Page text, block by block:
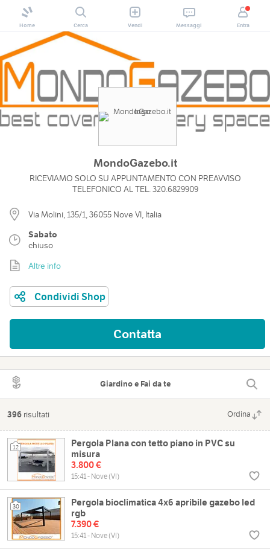
Home Cerca Vendi Messaggi Entra
MondoGazebo.it
RICEVIAMO SOLO SU APPUNTAMENTO CON PREAVVISO
TELEFONICO AL TEL. 320.6829909
Via Molini, 135/1, 36055 Nove VI, Italia
Sabato
chiuso
Altre info
Condividi Shop
Contatta
Giardino e Fai da te
396 risultati Ordina
12
Pergola Plana con tetto piano in PVC su
misura
3.800 €
15:41 - Nove (VI)
30
Pergola bioclimatica 4x6 apribile gazebo led
rgb
7.390 €
15:41 - Nove (VI)